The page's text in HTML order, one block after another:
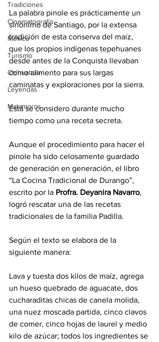
Tradiciones
Cinematografía
México
Turismo
Chihuahua
Leyendas
Matamoros
La palabra pinole es prácticamente un
sinónimo de Santiago, por la extensa
tradición de esta conserva del maíz,
que los propios indígenas tepehuanes
desde antes de la Conquista llevaban
como alimento para sus largas
caminatas y exploraciones por la sierra.
Está se considero durante mucho
tiempo como una receta secreta.
Aunque el procedimiento para hacer el
pinole ha sido celosamente guardado
de generación en generación, el libro
“La Cocina Tradicional de Durango”,
escrito por la Profra. Deyanira Navarro,
logró rescatar una de las recetas
tradicionales de la familia Padilla.
Según el texto se elabora de la
siguiente manera:
Lava y tuesta dos kilos de maíz, agrega
un hueso quebrado de aguacate, dos
cucharaditas chicas de canela molida,
una nuez moscada partida, cinco clavos
de comer, cinco hojas de laurel y medio
kilo de azúcar; todos los ingredientes se